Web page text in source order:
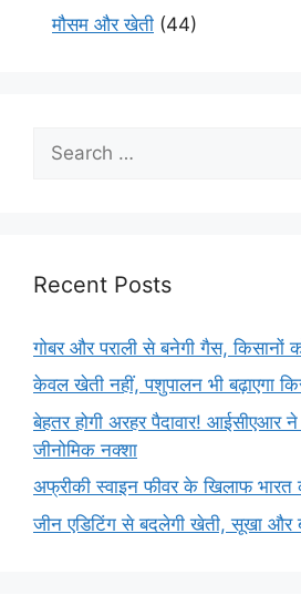
मौसम और खेती (44)
Recent Posts
गोबर और पराली से बनेगी गैस, किसानों
केवल खेती नहीं, पशुपालन भी बढ़ाएगा
बेहतर होगी अरहर पैदावार! आईसीएआर ने
जीनोमिक नक्शा
अफ्रीकी स्वाइन फीवर के खिलाफ
जीन एडिटिंग से बदलेगी खेती, सूखा